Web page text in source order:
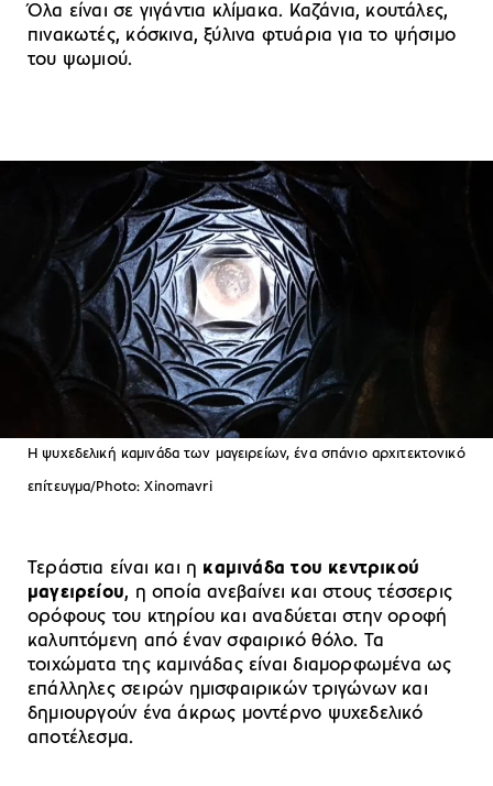
Όλα είναι σε γιγάντια κλίμακα. Καζάνια, κουτάλες,
πινακωτές, κόσκινα, ξύλινα φτυάρια για το ψήσιμο
του ψωμιού.
Η ψυχεδελική καμινάδα των μαγειρείων, ένα σπάνιο αρχιτεκτονικό
επίτευγμα/Photo: Xinomavri
Τεράστια είναι και η καμινάδα του κεντρικού
μαγειρείου, η οποία ανεβαίνει και στους τέσσερις
ορόφους του κτηρίου και αναδύεται στην οροφή
καλυπτόμενη από έναν σφαιρικό θόλο. Τα
τοιχώματα της καμινάδας είναι διαμορφωμένα ως
επάλληλες σειρών ημισφαιρικών τριγώνων και
δημιουργούν ένα άκρως μοντέρνο ψυχεδελικό
αποτέλεσμα.